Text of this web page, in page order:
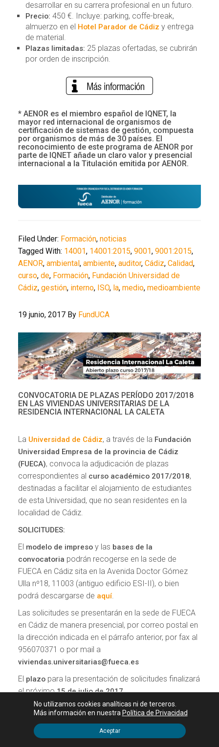
desarrollar en su carrera profesional en un futuro.
Precio: 450 €. Incluye: parking, coffe-break,
almuerzo en el Hotel Parador de Cádiz y entrega
de material.
Plazas limitadas: 25 plazas ofertadas, se cubrirán
por orden de inscripción.
* AENOR es el miembro español de IQNET, la
mayor red internacional de organismos de
certificación de sistemas de gestión, compuesta
por organismos de más de 30 países. El
reconocimiento de este programa de AENOR por
parte de IQNET añade un claro valor y presencial
internacional a la Titulación emitida por AENOR.
Filed Under: Formación,noticias
Tagged With: 14001, 14001:2015,9001,9001:2015,
AENOR,ambiental,ambiente,auditor,Cádiz,Calidad,
curso,de, Formación, Fundación Universidad de
Cádiz,gestión, interno, ISO, la,medio,medioambiente
19 junio, 2017 By FundUCA
CONVOCATORIA DE PLAZAS PERÍODO 2017/2018
EN LAS VIVIENDAS UNIVERSITARIAS DE LA
RESIDENCIA INTERNACIONAL LA CALETA
La Universidad de Cádiz, a través de la Fundación
Universidad Empresa de la provincia de Cádiz
(FUECA), convoca la adjudicación de plazas
correspondientes al curso académico 2017/2018,
destinadas a facilitar el alojamiento de estudiantes
de esta Universidad, que no sean residentes en la
localidad de Cádiz.
SOLICITUDES:
El modelo de impreso y las bases de la
convocatoria podrán recogerse en la sede de
FUECA en Cádiz sita en la Avenida Doctor Gómez
Ulla nº18, 11003 (antiguo edificio ESI-II), o bien
podrá descargarse de aquí.
Las solicitudes se presentarán en la sede de FUECA
en Cádiz de manera presencial, por correo postal en
la dirección indicada en el párrafo anterior, por fax al
956070371 o por mail a
viviendas.universitarias@fueca.es
El plazo para la presentación de solicitudes finalizará
el próximo15 de julio de 2017.
Para más información puede pincharaquío enviar
viviendas.universitarias@fueca.es
No utilizamos cookies analíticas ni de terceros.
Más información en nuestra Política de Privacidad
Aceptar